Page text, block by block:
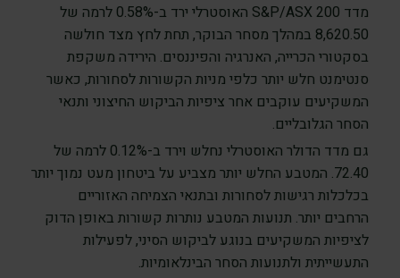
מדד S&P/ASX 200 האוסטרלי ירד ב-0.58% לרמה של
8,620.50 במהלך מסחר הבוקר, תחת לחץ מצד חולשה
בסקטורי הכרייה, האנרגיה והפיננסים. הירידה משקפת
סנטימנט חלש יותר כלפי מניות הקשורות לסחורות, כאשר
המשקיעים עוקבים אחר ציפיות הביקוש החיצוני ותנאי
הסחר הגלובליים.
גם מדד הדולר האוסטרלי נחלש וירד ב-0.12% לרמה של
72.40. המטבע החלש יותר מצביע על ביטחון מעט נמוך יותר
בכלכלות רגישות לסחורות ובתנאי הצמיחה האזוריים
הרחבים יותר. תנועות המטבע נותרות קשורות באופן הדוק
לציפיות המשקיעים בנוגע לביקוש הסיני, לפעילות
התעשייתית ולתנועות הסחר הבינלאומיות.